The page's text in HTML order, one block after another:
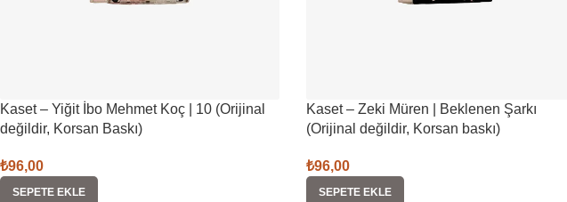
Kaset – Yiğit İbo Mehmet Koç | 10 (Orijinal
değildir, Korsan Baskı)
₺96,00
SEPETE EKLE
Kaset – Zeki Müren | Beklenen Şarkı
(Orijinal değildir, Korsan baskı)
₺96,00
SEPETE EKLE